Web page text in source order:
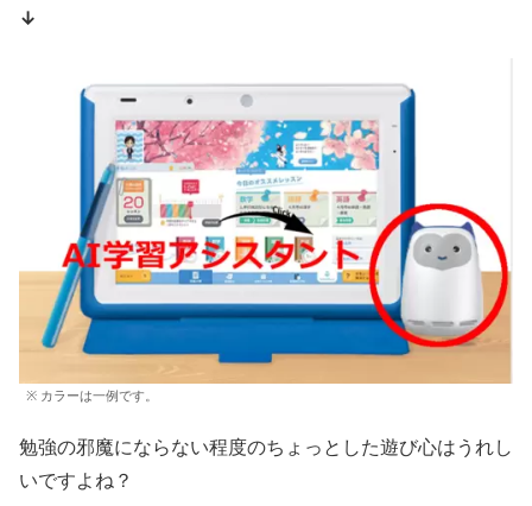
↓
※ カラーは一例です。
勉強の邪魔にならない程度のちょっとした遊び心はうれし
いですよね？